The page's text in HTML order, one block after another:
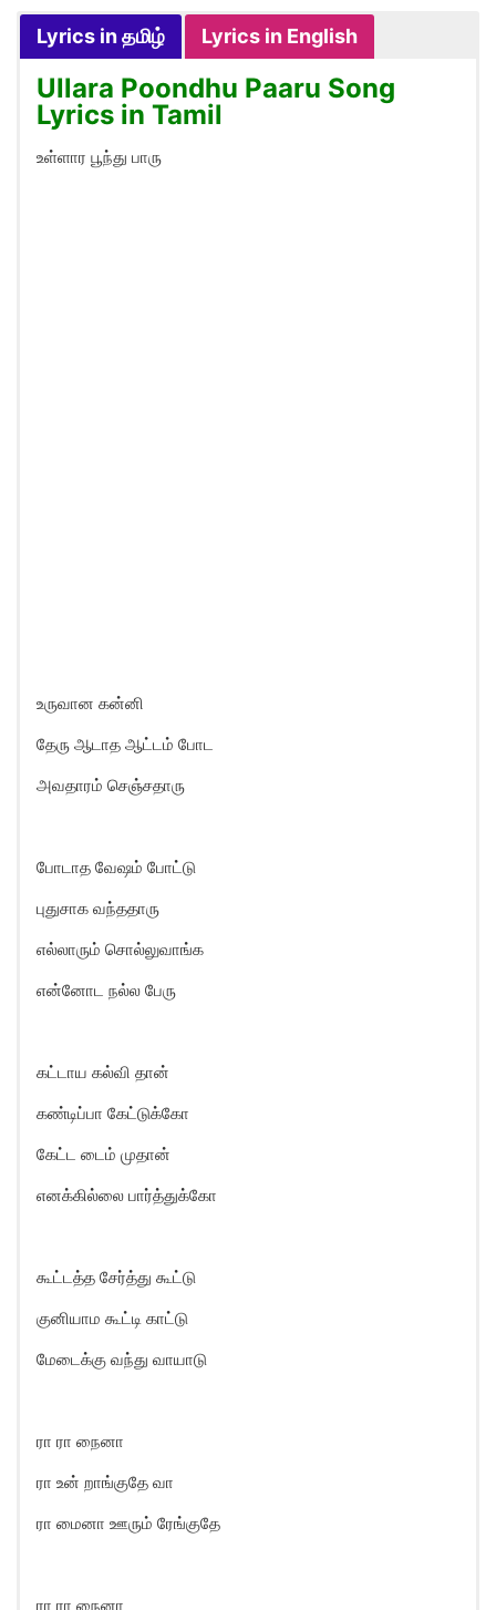
Lyrics in தமிழ் Lyrics in English
Ullara Poondhu Paaru Song
Lyrics in Tamil
உள்ளார பூந்து பாரு
உருவான கன்னி
தேரு ஆடாத ஆட்டம் போட
அவதாரம் செஞ்சதாரு
போடாத வேஷம் போட்டு
புதுசாக வந்ததாரு
எல்லாரும் சொல்லுவாங்க
என்னோட நல்ல பேரு
கட்டாய கல்வி தான்
கண்டிப்பா கேட்டுக்கோ
கேட்ட டைம் முதான்
எனக்கில்லை பார்த்துக்கோ
கூட்டத்த சேர்த்து கூட்டு
குனியாம கூட்டி காட்டு
மேடைக்கு வந்து வாயாடு
ரா ரா நைனா
ரா உன் றாங்குதே வா
ரா மைனா ஊரும் ரேங்குதே
ரா ரா நைனா